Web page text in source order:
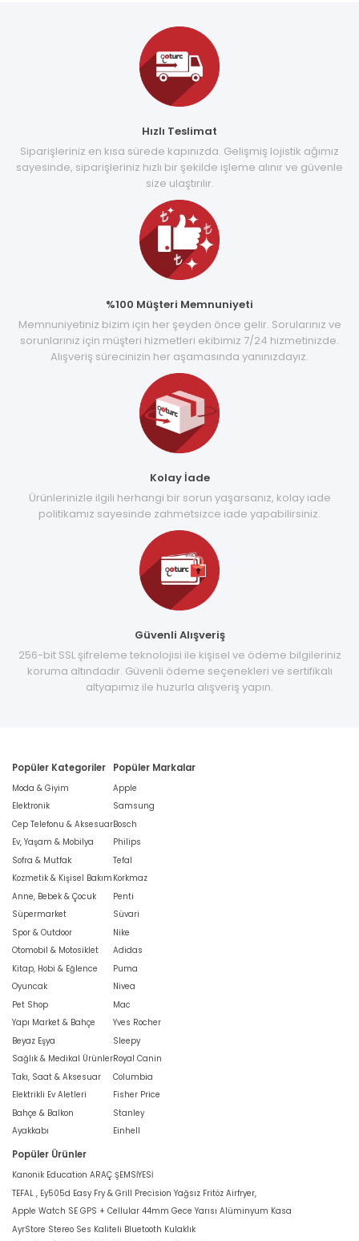
Hızlı Teslimat
Siparişleriniz en kısa sürede kapınızda. Gelişmiş lojistik ağımız
sayesinde, siparişleriniz hızlı bir şekilde işleme alınır ve güvenle
size ulaştırılır.
%100 Müşteri Memnuniyeti
Memnuniyetiniz bizim için her şeyden önce gelir. Sorularınız ve
sorunlarınız için müşteri hizmetleri ekibimiz 7/24 hizmetinizde.
Alışveriş sürecinizin her aşamasında yanınızdayız.
Kolay İade
Ürünlerinizle ilgili herhangi bir sorun yaşarsanız, kolay iade
politikamız sayesinde zahmetsizce iade yapabilirsiniz.
Güvenli Alışveriş
256-bit SSL şifreleme teknolojisi ile kişisel ve ödeme bilgileriniz
koruma altındadır. Güvenli ödeme seçenekleri ve sertifikalı
altyapımız ile huzurla alışveriş yapın.
Popüler Kategoriler
Moda & Giyim
Elektronik
Cep Telefonu & Aksesuar
Ev, Yaşam & Mobilya
Sofra & Mutfak
Kozmetik & Kişisel Bakım
Anne, Bebek & Çocuk
Süpermarket
Spor & Outdoor
Otomobil & Motosiklet
Kitap, Hobi & Eğlence
Oyuncak
Pet Shop
Yapı Market & Bahçe
Beyaz Eşya
Sağlık & Medikal Ürünler
Takı, Saat & Aksesuar
Elektrikli Ev Aletleri
Bahçe & Balkon
Ayakkabı
Popüler Markalar
Apple
Samsung
Bosch
Philips
Tefal
Korkmaz
Penti
Süvari
Nike
Adidas
Puma
Nivea
Mac
Yves Rocher
Sleepy
Royal Canin
Columbia
Fisher Price
Stanley
Einhell
Popüler Ürünler
Kanonik Education ARAÇ ŞEMSİYESİ
TEFAL , Ey505d Easy Fry & Grill Precision Yağsız Fritöz Airfryer,
Apple Watch SE GPS + Cellular 44mm Gece Yarısı Alüminyum Kasa
AyrStore Stereo Ses Kaliteli Bluetooth Kulaklık